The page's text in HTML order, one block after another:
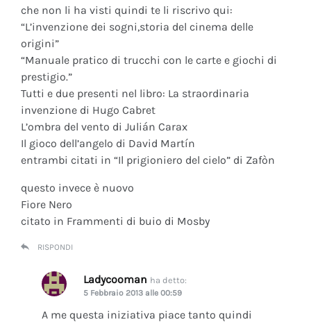
che non li ha visti quindi te li riscrivo qui:
“L’invenzione dei sogni,storia del cinema delle
origini”
“Manuale pratico di trucchi con le carte e giochi di
prestigio.”
Tutti e due presenti nel libro: La straordinaria
invenzione di Hugo Cabret
L’ombra del vento di Julián Carax
Il gioco dell’angelo di David Martín
entrambi citati in “Il prigioniero del cielo” di Zafòn
questo invece è nuovo
Fiore Nero
citato in Frammenti di buio di Mosby
RISPONDI
Ladycooman ha detto:
5 Febbraio 2013 alle 00:59
A me questa iniziativa piace tanto quindi